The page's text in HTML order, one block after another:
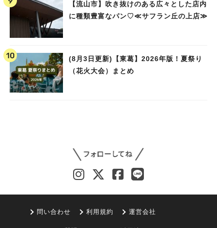
【流山市】吹き抜けのある広々とした店内
に種類豊富なパン♡≪サフラン丘の上店≫
(8月3日更新)【東葛】2026年版！夏祭り
（花火大会）まとめ
問い合わせ 利用規約 運営会社